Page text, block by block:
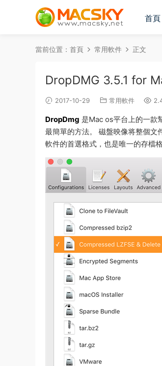
首頁
當前位置： 首頁 常用軟件 正文
DropDMG 3.5.1 for
2017-10-29 常用軟件
DropDmg 是Mac os平台上的一款
最簡單的方法。 磁盤映像将整個
軟件的首選格式，也是唯一的存檔